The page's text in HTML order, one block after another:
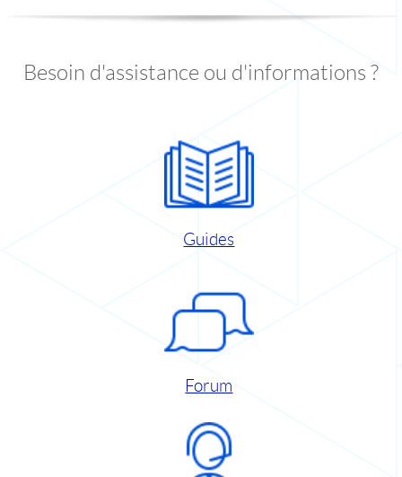
Besoin d'assistance ou d'informations ?
Guides
Forum